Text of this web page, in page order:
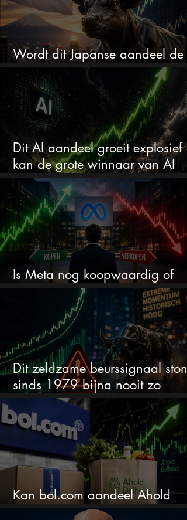
Wordt dit Japanse aandeel de
comeback kid van 2026?
Dit AI aandeel groeit explosief
kan de grote winnaar van AI
worden
Is Meta nog koopwaardig of
wordt het tijd om te verkopen?
Dit zeldzame beurssignaal stond
sinds 1979 bijna nooit zo
extreem
Kan bol.com aandeel Ahold
nieuw leven inblazen?